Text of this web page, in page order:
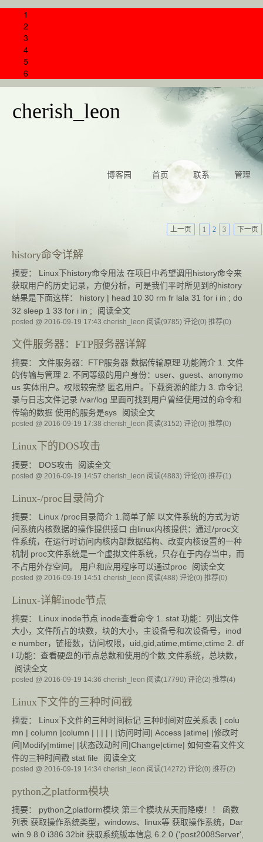
1
2
3
4
5
6
cherish_leon
博客园 首页 联系 管理
上一页 1 2 3 下一页
history命令详解
摘要： Linux下history命令用法 在项目中希望调用history命令来
获取用户的历史记录，方便分析，可是我们平时所见到的history
结果是下面这样： history | head 10 30 rm fr lala 31 for i in ; do
32 sleep 1 33 for i in ;
阅读全文
posted @ 2016-09-19 17:43 cherish_leon 阅读(9785) 评论(0) 推荐(0)
文件服务器：FTP服务器详解
摘要： 文件服务器：FTP服务器 数据传输原理 功能简介 1. 文件
的传输与管理 2. 不同等级的用户身份：user、guest、anonymo
us 实体用户。权限较完整 匿名用户。下载资源的能力 3. 命令记
录与日志文件记录 /var/log 里面可找到用户曾经使用过的命令和
传输的数据 使用的服务是sys
阅读全文
posted @ 2016-09-19 17:38 cherish_leon 阅读(3152) 评论(0) 推荐(0)
Linux下的DOS攻击
摘要： DOS攻击 阅读全文
posted @ 2016-09-19 14:57 cherish_leon 阅读(4883) 评论(0) 推荐(1)
Linux-/proc目录简介
摘要： Linux /proc目录简介 1.简单了解 以文件系统的方式为访
问系统内核数据的操作提供接口 由linux内核提供：通过/proc文
件系统，在运行时访问内核内部数据结构、改变内核设置的一种
机制 proc文件系统是一个虚拟文件系统，只存在于内存当中，而
不占用外存空间。 用户和应用程序可以通过proc
阅读全文
posted @ 2016-09-19 14:51 cherish_leon 阅读(488) 评论(0) 推荐(0)
Linux-详解inode节点
摘要： Linux inode节点 inode查看命令 1. stat 功能：列出文件
大小，文件所占的块数，块的大小，主设备号和次设备号，inod
e number，链接数，访问权限，uid,gid,atime,mtime,ctime 2. df
l 功能：查看硬盘的i节点总数和使用的个数.文件系统，总块数，
阅读全文
posted @ 2016-09-19 14:36 cherish_leon 阅读(17790) 评论(2) 推荐(4)
Linux下文件的三种时间戳
摘要： Linux下文件的三种时间标记 三种时间对应关系表 | colu
mn | column |column | | | | | |访问时间| Access |atime| |修改时
间|Modify|mtime| |状态改动时间|Change|ctime| 如何查看文件文
件的三种时间戳 stat file
阅读全文
posted @ 2016-09-19 14:34 cherish_leon 阅读(14272) 评论(0) 推荐(2)
python之platform模块
摘要： python之platform模块 第三个模块从天而降喽！！ 函数
列表 获取操作系统类型，windows、linux等 获取操作系统，Dar
win 9.8.0 i386 32bit 获取系统版本信息 6.2.0 ('post2008Server',